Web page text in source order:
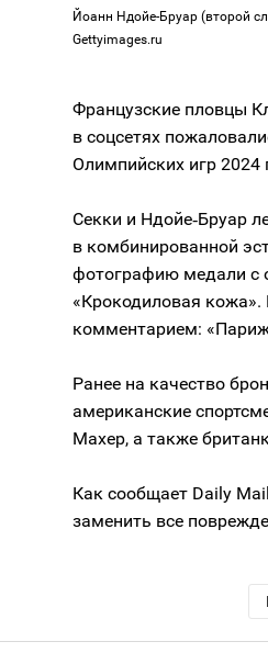
Йоанн Ндойе-Бруар (второй
Gettyimages.ru
Французские пловцы
в соцсетях
Олимпийских игр 2024
Секки и Ндойе‑Бруар
в комбинированной
фотографию медали с
«Крокодиловая
комментарием:
Ранее на качество
американские
Махер, а также
Как сообщает Daily
заменить все